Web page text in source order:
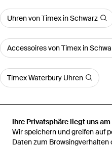
Ihre Privatsphäre liegt uns am
Wir speichern und greifen auf
Daten zum
Uhren von Timex in Schwarz
Accessoires von Timex in
Timex Waterbury Uhren
Startseite Herren Uhren